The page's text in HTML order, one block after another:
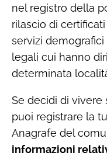
nel registro della
rilascio di certificati
servizi
legali cui hanno
determinata
Se decidi di vivere
puoi registrare la
Anagrafe del
informazioni